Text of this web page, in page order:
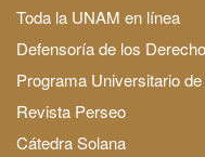
Toda la UNAM en línea
Defensoría de los
Programa Universitario
Revista Perseo
Cátedra Solana